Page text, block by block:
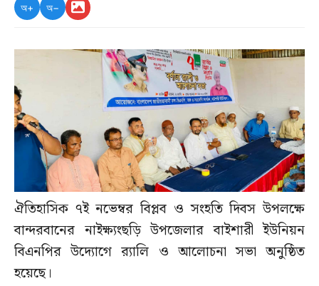
অ+ অ−
ঐতিহাসিক ৭ই নভেম্বর বিপ্লব ও সংহতি দিবস উপলক্ষে
বান্দরবানের নাইক্ষ্যংছড়ি উপজেলার বাইশারী ইউনিয়ন
বিএনপির উদ্যোগে র‌্যালি ও আলোচনা সভা অনুষ্ঠিত
হয়েছে।